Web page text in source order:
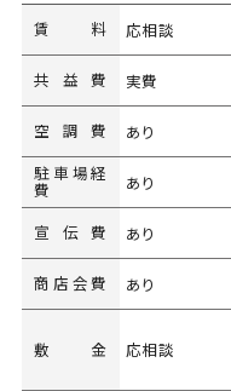
賃料 応相談
共益費
実費
空調費 あり
駐車場経
費 あり
宣伝費
あり
商店会費
あり
敷金 応相談